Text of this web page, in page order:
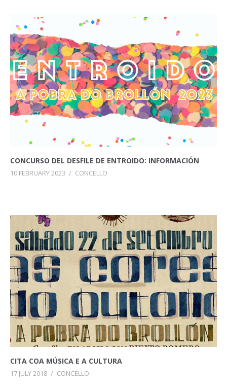
CONCURSO DEL DESFILE DE ENTROIDO: INFORMACIÓN
10 FEBRUARY 2023 / CONCELLO
CITA COA MÚSICA E A CULTURA
17 JULY 2018 / CONCELLO